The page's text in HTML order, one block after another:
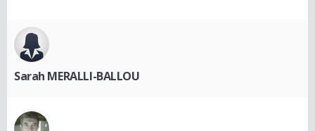
Sarah MERALLI-BALLOU